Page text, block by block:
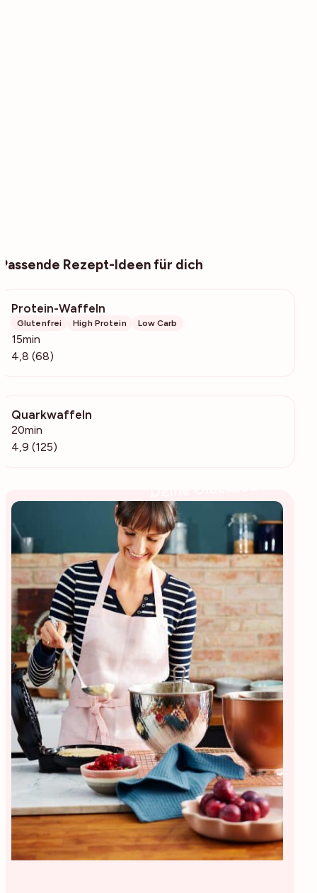
Passende Rezept-Ideen für dich
Protein-Waffeln
Glutenfrei High Protein Low Carb
15min
4,8 (68)
Quarkwaffeln
20min
4,9 (125)